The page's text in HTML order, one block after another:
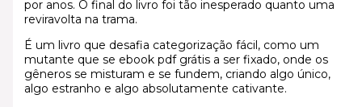
por anos. O final do livro foi tão inesperado quanto uma
reviravolta na trama.
É um livro que desafia categorização fácil, como um
mutante que se ebook pdf grátis a ser fixado, onde os
gêneros se misturam e se fundem, criando algo único,
algo estranho e algo absolutamente cativante.